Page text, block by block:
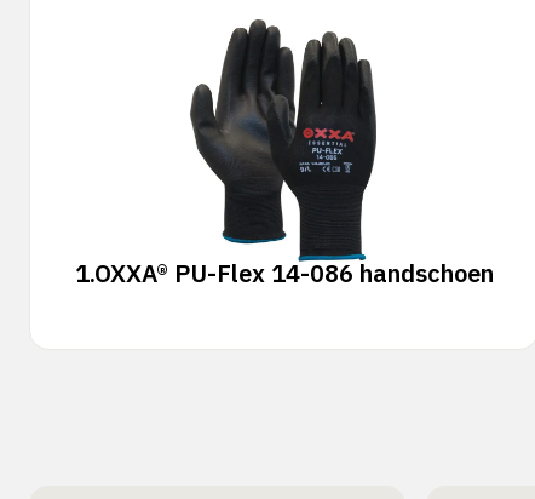
1.OXXA® PU-Flex 14-086 handschoen